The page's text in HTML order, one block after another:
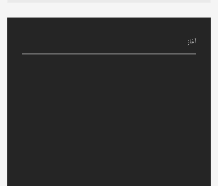
آغاز